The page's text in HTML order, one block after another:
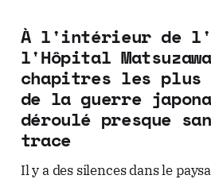
À l'intérieur de
l'Hôpital
chapitres les plus
de la guerre
déroulé presque
trace
Il y a des silences dans le